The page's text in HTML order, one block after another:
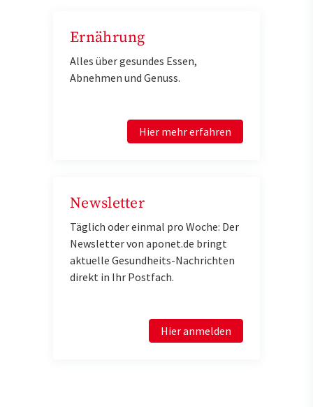
Ernährung
Alles über gesundes Essen,
Abnehmen und Genuss.
Hier mehr erfahren
Newsletter
Täglich oder einmal pro Woche: Der
Newsletter von aponet.de bringt
aktuelle Gesundheits-Nachrichten
direkt in Ihr Postfach.
Hier anmelden